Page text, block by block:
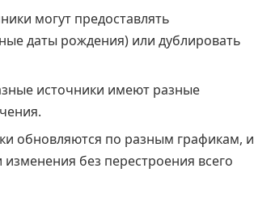
могут предоставлять
даты рождения) или дублировать
источники имеют разные
обновляются по разным графикам, и
без перестроения всего